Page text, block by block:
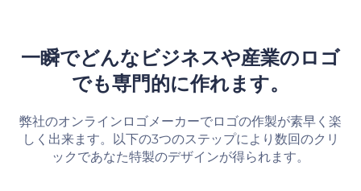
一瞬でどんなビジネスや産業のロゴ
でも専門的に作れます。
弊社のオンラインロゴメーカーでロゴの作製が素早く楽
しく出来ます。以下の3つのステップにより数回のクリ
ックであなた特製のデザインが得られます。